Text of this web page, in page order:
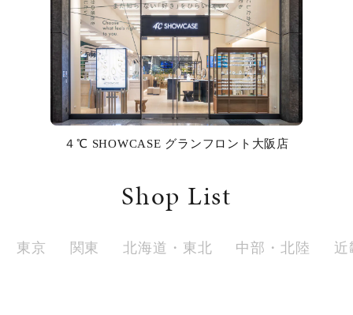
ファッションテイスト
着用シーン
４℃ SHOWCASE グランフロント大阪店
Shop List
東京 関東 北海道・東北 中部・北陸 近